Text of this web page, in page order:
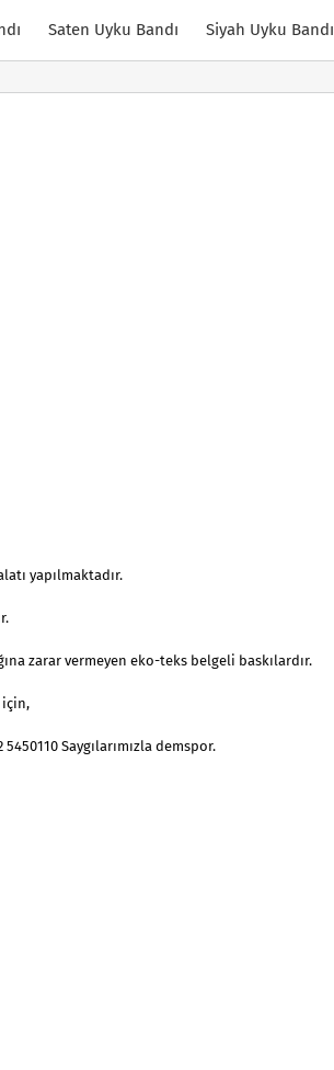
Saten Uyku Bandı Siyah Uyku Bandı
yapılmaktadır.
zarar vermeyen eko-teks belgeli baskılardır.
için,
Saygılarımızla demspor.